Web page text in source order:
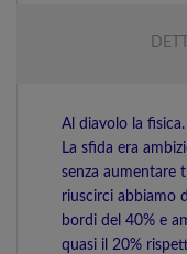
Al diavolo la fisica.
La sfida era
senza aumentare
riuscirci abbiamo
bordi del 40% e
quasi il 20%